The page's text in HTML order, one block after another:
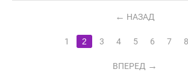
НАЗАД
1 2 3 4 5 6 7 8
ВПЕРЕД